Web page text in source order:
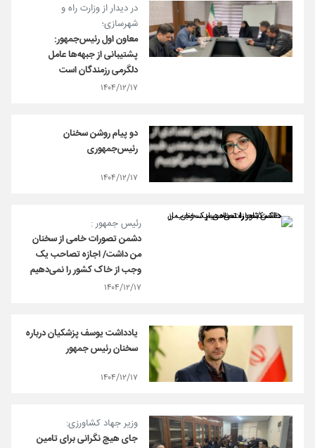
در دیدار از وزارت راه و
شهرسازی؛
معاون اول رئیس‌جمهور:
پشتیبانی از جبهه‌ها عامل
دلگرمی رزمندگان است
۱۴۰۴/۱۲/۱۷
دو پیام روشن سخنان
رئیس‌‌جمهوری
۱۴۰۴/۱۲/۱۷
رئیس جمهور :
دشمن تصورات خامی از سخنان
من داشت/ اجازه تصاحب یک
وجب از خاک کشور را نمی‌دهیم
۱۴۰۴/۱۲/۱۷
یادداشت یوسف پزشکیان درباره
سخنان رئیس جمهور
۱۴۰۴/۱۲/۱۷
وزیر جهاد کشاورزی:
جای هیچ نگرانی برای تامین